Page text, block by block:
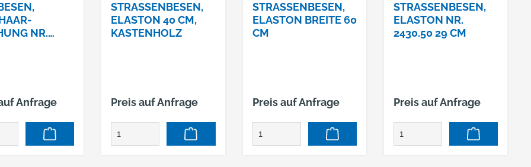
M
NR. 2
Anfrage
STRASSENBESEN,
ELASTON 40 CM,
KASTENHOLZ
Preis auf Anfrage
STRASSENBESEN, E
LASTON BREITE 60 C
M
Preis auf Anfrage
STRASSENBESEN, E
LASTON NR. 2
430.50 29 CM
Preis auf Anfrage